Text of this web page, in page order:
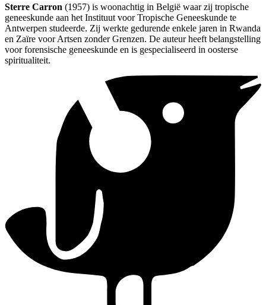
Sterre Carron (1957) is woonachtig in België waar zij tropische
geneeskunde aan het Instituut voor Tropische Geneeskunde te
Antwerpen studeerde. Zij werkte gedurende enkele jaren in Rwanda
en Zaïre voor Artsen zonder Grenzen. De auteur heeft belangstelling
voor forensische geneeskunde en is gespecialiseerd in oosterse
spiritualiteit.